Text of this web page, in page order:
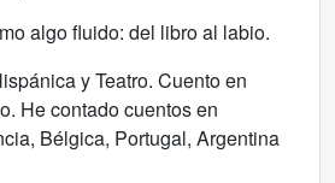
algo fluido: del libro al labio.
y Teatro. Cuento en
He contado cuentos en
Bélgica, Portugal, Argentina